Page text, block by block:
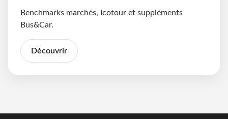
Benchmarks marchés, Icotour et suppléments
Bus&Car.
Découvrir